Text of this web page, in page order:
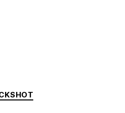
Categories